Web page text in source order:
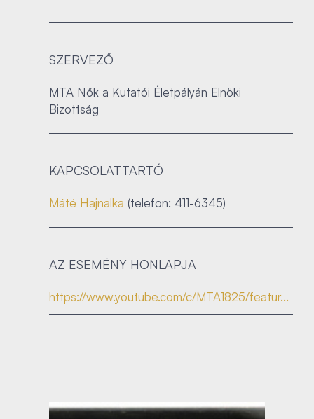
SZERVEZŐ
MTA Nők a Kutatói Életpályán Elnöki
Bizottság
KAPCSOLATTARTÓ
Máté Hajnalka (telefon: 411-6345)
AZ ESEMÉNY HONLAPJA
https://www.youtube.com/c/MTA1825/featur...